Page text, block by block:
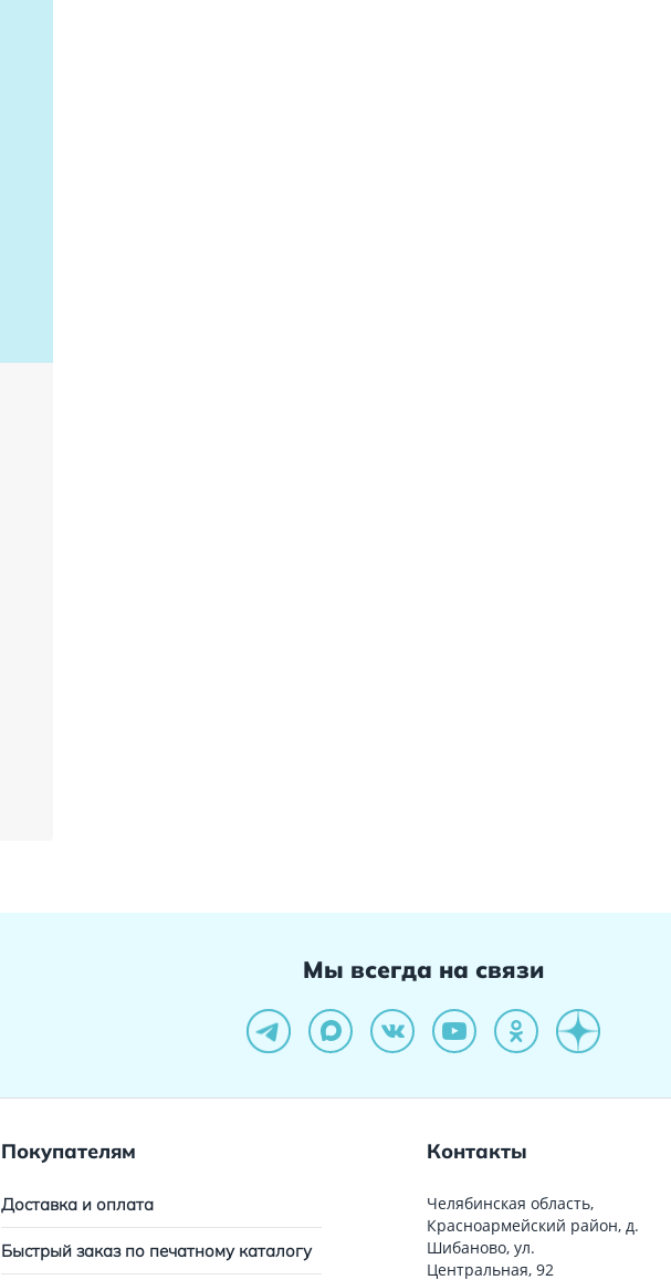
Мы всегда на связи
Покупателям
Доставка и оплата
Быстрый заказ по печатному каталогу
Контакты
Челябинская область,
Красноармейский район, д.
Шибаново, ул.
Центральная, 92